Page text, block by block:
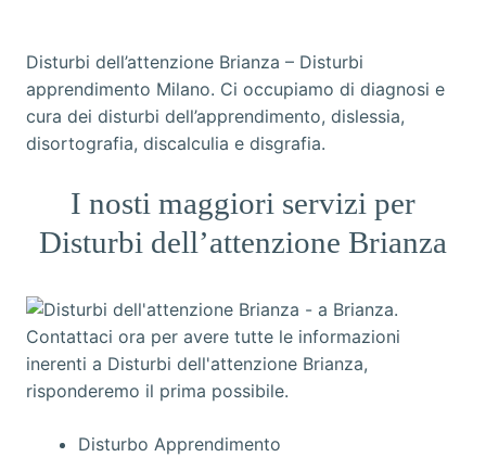
Disturbi dell’attenzione Brianza – Disturbi
apprendimento Milano. Ci occupiamo di diagnosi e
cura dei disturbi dell’apprendimento, dislessia,
disortografia, discalculia e disgrafia.
I nosti maggiori servizi per
Disturbi dell’attenzione Brianza
Disturbo Apprendimento